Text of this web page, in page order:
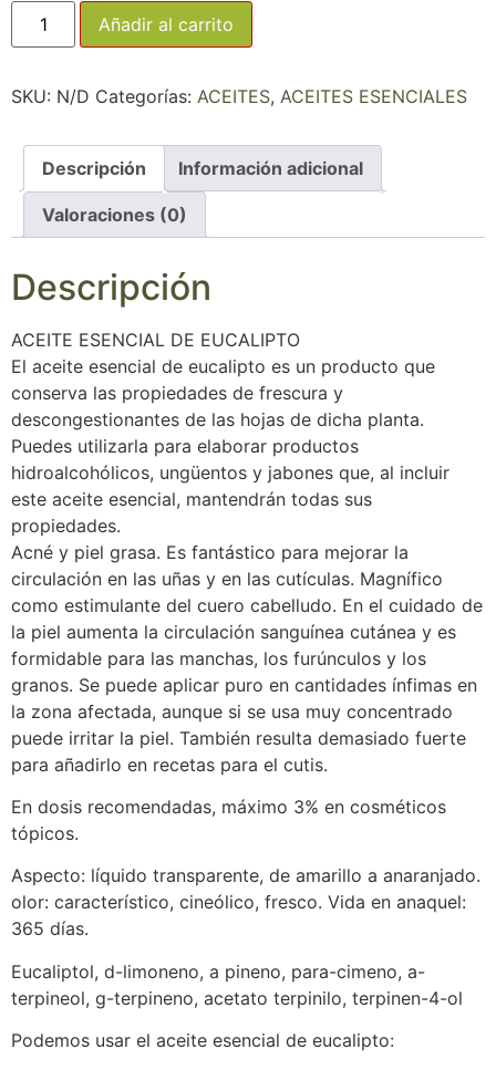
Añadir al carrito
SKU: N/D Categorías: ACEITES, ACEITES ESENCIALES
Descripción Información adicional
Valoraciones (0)
Descripción
ACEITE ESENCIAL DE EUCALIPTO
El aceite esencial de eucalipto es un producto que
conserva las propiedades de frescura y
descongestionantes de las hojas de dicha planta.
Puedes utilizarla para elaborar productos
hidroalcohólicos, ungüentos y jabones que, al incluir
este aceite esencial, mantendrán todas sus
propiedades.
Acné y piel grasa. Es fantástico para mejorar la
circulación en las uñas y en las cutículas. Magnífico
como estimulante del cuero cabelludo. En el cuidado de
la piel aumenta la circulación sanguínea cutánea y es
formidable para las manchas, los furúnculos y los
granos. Se puede aplicar puro en cantidades ínfimas en
la zona afectada, aunque si se usa muy concentrado
puede irritar la piel. También resulta demasiado fuerte
para añadirlo en recetas para el cutis.
En dosis recomendadas, máximo 3% en cosméticos
tópicos.
Aspecto: líquido transparente, de amarillo a anaranjado.
olor: característico, cineólico, fresco. Vida en anaquel:
365 días.
Eucaliptol, d-limoneno, a pineno, para-cimeno, a-
terpineol, g-terpineno, acetato terpinilo, terpinen-4-ol
Podemos usar el aceite esencial de eucalipto: